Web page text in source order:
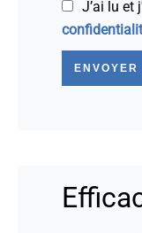
J’ai lu et
ENVOYER